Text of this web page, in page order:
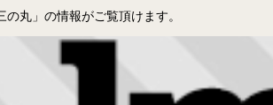
丸」の情報がご覧頂けます。